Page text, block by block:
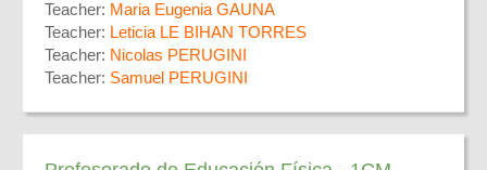
Teacher: Maria Eugenia GAUNA
Teacher: Leticia LE BIHAN TORRES
Teacher: Nicolas PERUGINI
Teacher: Samuel PERUGINI